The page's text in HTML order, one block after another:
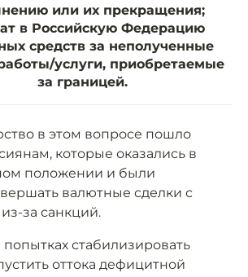
или их прекращения;
в Российскую Федерацию
средств за неполученные
услуги, приобретаемые
за границей.
в этом вопросе пошло
которые оказались в
положении и были
валютные сделки с
за санкций.
стабилизировать
оттока дефицитной